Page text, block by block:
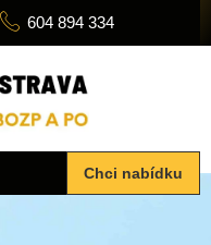
604 894 334
Chci nabídku